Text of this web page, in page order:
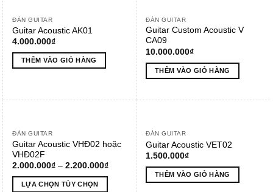
ĐÀN GUITAR
Guitar Acoustic AK01
4.000.000₫
THÊM VÀO GIỎ HÀNG
ĐÀN GUITAR
Guitar Custom Acoustic V
CA09
10.000.000₫
THÊM VÀO GIỎ HÀNG
ĐÀN GUITAR
Guitar Acoustic VHĐ02 hoặc
VHĐ02F
2.000.000₫ – 2.200.000₫
LỰA CHỌN TÙY CHỌN
ĐÀN GUITAR
Guitar Acoustic VET02
1.500.000₫
THÊM VÀO GIỎ HÀNG